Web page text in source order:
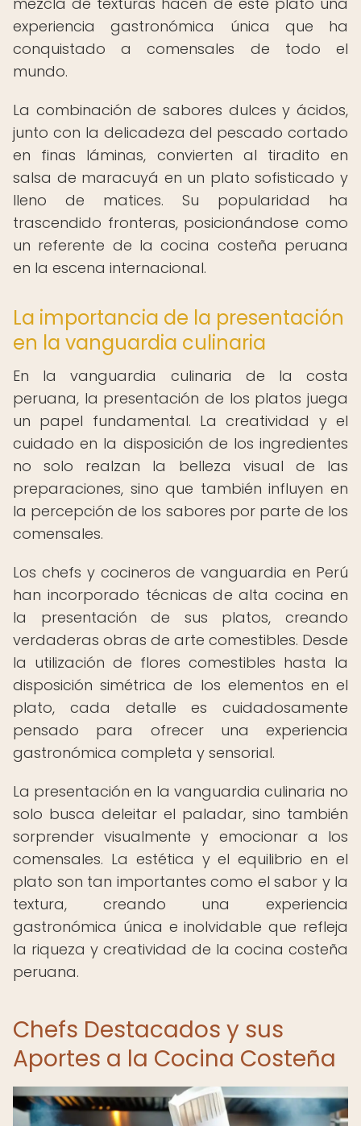
experiencia gastronómica única que ha
conquistado a comensales de todo el
mundo.
La combinación de sabores dulces y ácidos,
junto con la delicadeza del pescado cortado
en finas láminas, convierten al tiradito en
salsa de maracuyá en un plato sofisticado y
lleno de matices. Su popularidad ha
trascendido fronteras, posicionándose como
un referente de la cocina costeña peruana
en la escena internacional.
La importancia de la presentación
en la vanguardia culinaria
En la vanguardia culinaria de la costa
peruana, la presentación de los platos juega
un papel fundamental. La creatividad y el
cuidado en la disposición de los ingredientes
no solo realzan la belleza visual de las
preparaciones, sino que también influyen en
la percepción de los sabores por parte de los
comensales.
Los chefs y cocineros de vanguardia en Perú
han incorporado técnicas de alta cocina en
la presentación de sus platos, creando
verdaderas obras de arte comestibles. Desde
la utilización de flores comestibles hasta la
disposición simétrica de los elementos en el
plato, cada detalle es cuidadosamente
pensado para ofrecer una experiencia
gastronómica completa y sensorial.
La presentación en la vanguardia culinaria no
solo busca deleitar el paladar, sino también
sorprender visualmente y emocionar a los
comensales. La estética y el equilibrio en el
plato son tan importantes como el sabor y la
textura, creando una experiencia
gastronómica única e inolvidable que refleja
la riqueza y creatividad de la cocina costeña
peruana.
Chefs Destacados y sus
Aportes a la Cocina Costeña